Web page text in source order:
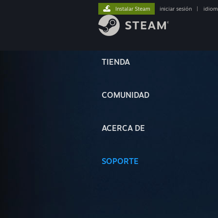
TIENDA
COMUNIDAD
ACERCA DE
SOPORTE
Instalar Steam iniciar sesión